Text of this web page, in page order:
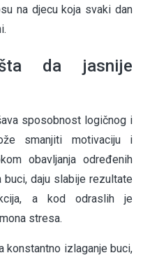
na djecu koja svaki dan
da jasnije
sposobnost logičnog i
smanjiti motivaciju i
obavljanja određenih
daju slabije rezultate
a kod odraslih je
stresa.
konstantno izlaganje buci,